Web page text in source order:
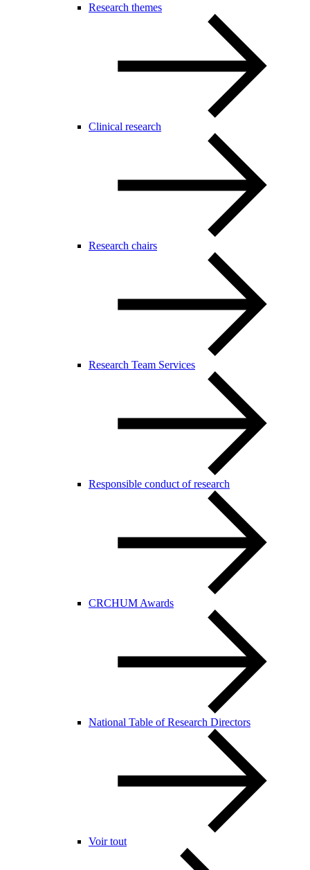
Research themes
Clinical research
Research chairs
Research Team Services
Responsible conduct of research
CRCHUM Awards
National Table of Research Directors
Voir tout